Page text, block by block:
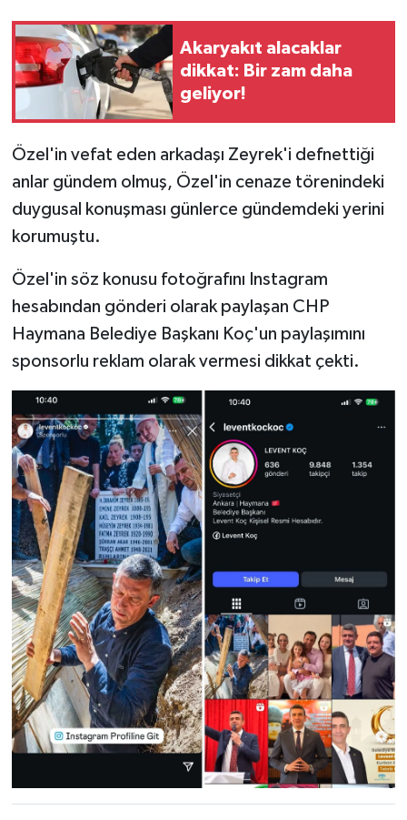
Akaryakıt alacaklar
dikkat: Bir zam daha
geliyor!
Özel'in vefat eden arkadaşı Zeyrek'i defnettiği
anlar gündem olmuş, Özel'in cenaze törenindeki
duygusal konuşması günlerce gündemdeki yerini
korumuştu.
Özel'in söz konusu fotoğrafını Instagram
hesabından gönderi olarak paylaşan CHP
Haymana Belediye Başkanı Koç'un paylaşımını
sponsorlu reklam olarak vermesi dikkat çekti.